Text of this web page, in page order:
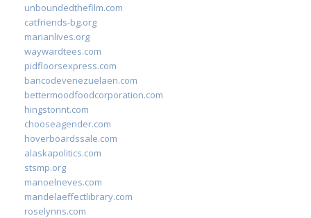
unboundedthefilm.com
catfriends-bg.org
marianlives.org
waywardtees.com
pidfloorsexpress.com
bancodevenezuelaen.com
bettermoodfoodcorporation.com
hingstonnt.com
chooseagender.com
hoverboardssale.com
alaskapolitics.com
stsmp.org
manoelneves.com
mandelaeffectlibrary.com
roselynns.com